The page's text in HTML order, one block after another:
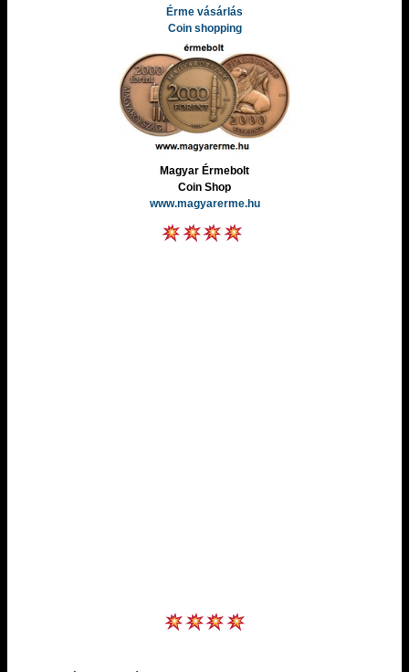
Érme vásárlás
Coin shopping
Magyar Érmebolt
Coin Shop
www.magyarerme.hu